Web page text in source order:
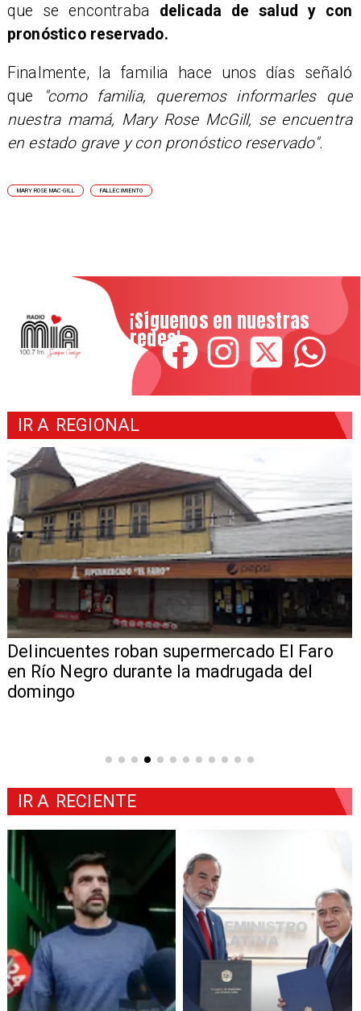
que se encontraba delicada de salud y con
pronóstico reservado.
Finalmente, la familia hace unos días señaló
que
"como familia, queremos informarles que
nuestra mamá, Mary Rose McGill, se encuentra
en estado grave y con pronóstico reservado".
MARY ROSE MAC-GILL FALLECIMIENTO
¡Síguenos en nuestras
redes!
IR A REGIONAL
Delincuentes roban supermercado El Faro
en Río Negro durante la madrugada del
domingo
IR A RECIENTE